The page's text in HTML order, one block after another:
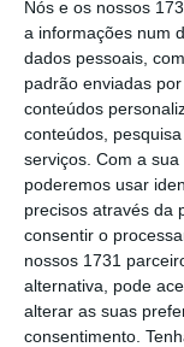
Nós e os nossos
a informações num
dados pessoais,
padrão enviadas
conteúdos
conteúdos,
serviços. Com a
poderemos usar
precisos através da
consentir o
nossos 1731
alternativa, pode
alterar as suas
consentimento.
o atual
permitir que
limpezas
recomendar
carteiras.
Contactada
Banco disse
fundos de